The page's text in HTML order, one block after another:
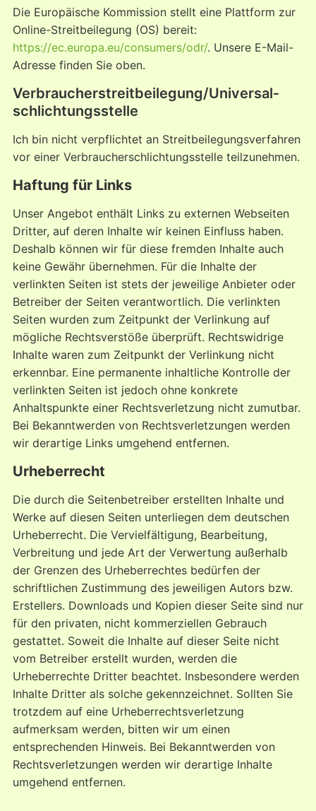
Die Europäische Kommission stellt eine Plattform zur
Online-Streitbeilegung (OS) bereit:
https://ec.europa.eu/consumers/odr/. Unsere E-Mail-
Adresse finden Sie oben.
Verbraucher­streit­beilegung/Universal­
schlichtungs­stelle
Ich bin nicht verpflichtet an Streitbeilegungsverfahren
vor einer Verbraucherschlichtungsstelle teilzunehmen.
Haftung für Links
Unser Angebot enthält Links zu externen Webseiten
Dritter, auf deren Inhalte wir keinen Einfluss haben.
Deshalb können wir für diese fremden Inhalte auch
keine Gewähr übernehmen. Für die Inhalte der
verlinkten Seiten ist stets der jeweilige Anbieter oder
Betreiber der Seiten verantwortlich. Die verlinkten
Seiten wurden zum Zeitpunkt der Verlinkung auf
mögliche Rechtsverstöße überprüft. Rechtswidrige
Inhalte waren zum Zeitpunkt der Verlinkung nicht
erkennbar. Eine permanente inhaltliche Kontrolle der
verlinkten Seiten ist jedoch ohne konkrete
Anhaltspunkte einer Rechtsverletzung nicht zumutbar.
Bei Bekanntwerden von Rechtsverletzungen werden
wir derartige Links umgehend entfernen.
Urheberrecht
Die durch die Seitenbetreiber erstellten Inhalte und
Werke auf diesen Seiten unterliegen dem deutschen
Urheberrecht. Die Vervielfältigung, Bearbeitung,
Verbreitung und jede Art der Verwertung außerhalb
der Grenzen des Urheberrechtes bedürfen der
schriftlichen Zustimmung des jeweiligen Autors bzw.
Erstellers. Downloads und Kopien dieser Seite sind nur
für den privaten, nicht kommerziellen Gebrauch
gestattet. Soweit die Inhalte auf dieser Seite nicht
vom Betreiber erstellt wurden, werden die
Urheberrechte Dritter beachtet. Insbesondere werden
Inhalte Dritter als solche gekennzeichnet. Sollten Sie
trotzdem auf eine Urheberrechtsverletzung
aufmerksam werden, bitten wir um einen
entsprechenden Hinweis. Bei Bekanntwerden von
Rechtsverletzungen werden wir derartige Inhalte
umgehend entfernen.